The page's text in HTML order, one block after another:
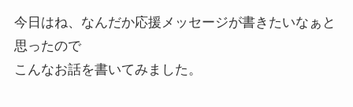
今日はね、なんだか応援メッセージが書きたいなぁと
思ったので
こんなお話を書いてみました。